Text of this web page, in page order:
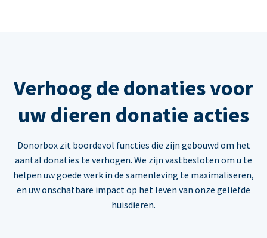
Verhoog de donaties voor
uw dieren donatie acties
Donorbox zit boordevol functies die zijn gebouwd om het
aantal donaties te verhogen. We zijn vastbesloten om u te
helpen uw goede werk in de samenleving te maximaliseren,
en uw onschatbare impact op het leven van onze geliefde
huisdieren.